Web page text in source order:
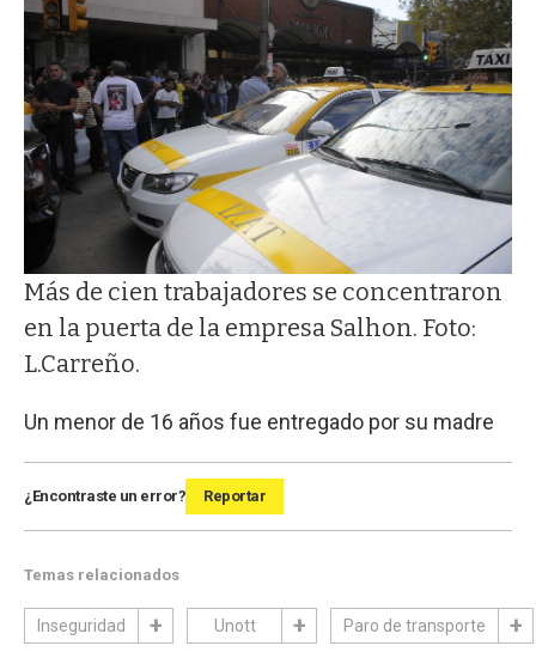
Más de cien trabajadores se concentraron
en la puerta de la empresa Salhon. Foto:
L.Carreño.
Un menor de 16 años fue entregado por su madre
¿Encontraste un error? Reportar
Temas relacionados
Inseguridad Unott Paro de transporte